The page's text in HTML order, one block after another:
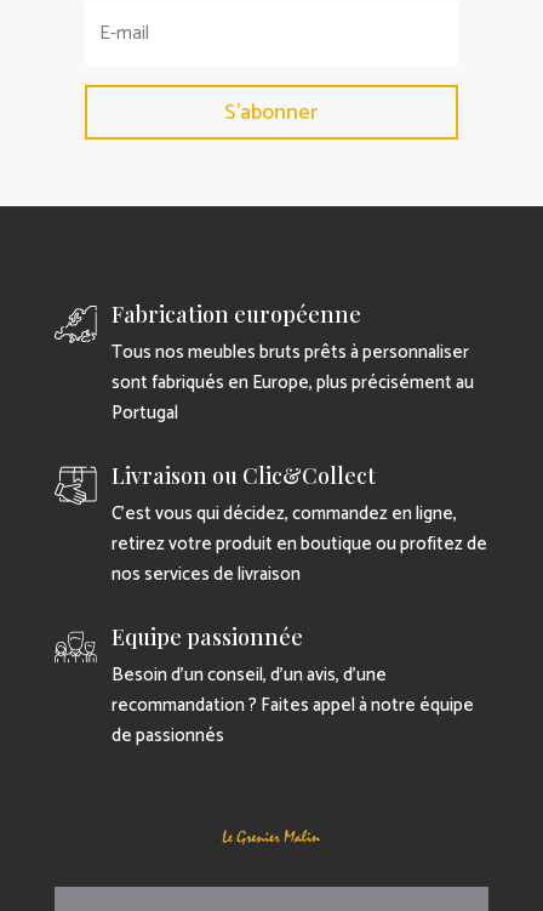
S'abonner
Fabrication européenne
Tous nos meubles bruts prêts à personnaliser
sont fabriqués en Europe, plus précisément au
Portugal
Livraison ou Clic&Collect
C’est vous qui décidez, commandez en ligne,
retirez votre produit en boutique ou profitez de
nos services de livraison
Equipe passionnée
Besoin d’un conseil, d’un avis, d’une
recommandation ? Faites appel à notre équipe
de passionnés